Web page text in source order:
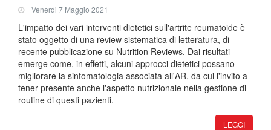
Venerdi 7 Maggio 2021
L'impatto dei vari interventi dietetici sull'artrite reumatoide è
stato oggetto di una review sistematica di letteratura, di
recente pubblicazione su Nutrition Reviews. Dai risultati
emerge come, in effetti, alcuni approcci dietetici possano
migliorare la sintomatologia associata all'AR, da cui l'invito a
tener presente anche l'aspetto nutrizionale nella gestione di
routine di questi pazienti.
LEGGI